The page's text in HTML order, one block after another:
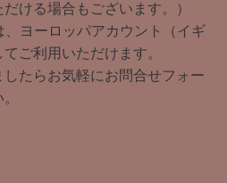
ける場合もございます。）
、ヨーロッパアカウント（イギ
ご利用いただけます。
たらお気軽にお問合せフォー